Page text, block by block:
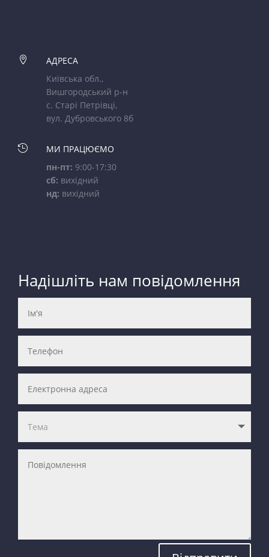

АДРЕСА
Київська обл.,
Вишгородський р-н
с. Старі Петрівці,
вул. Дубровського 8б

МИ ПРАЦЮЄМО
пн-пт: 9:00-17:30
сб: вихідний
нд: вихідний
Надішліть нам повідомлення